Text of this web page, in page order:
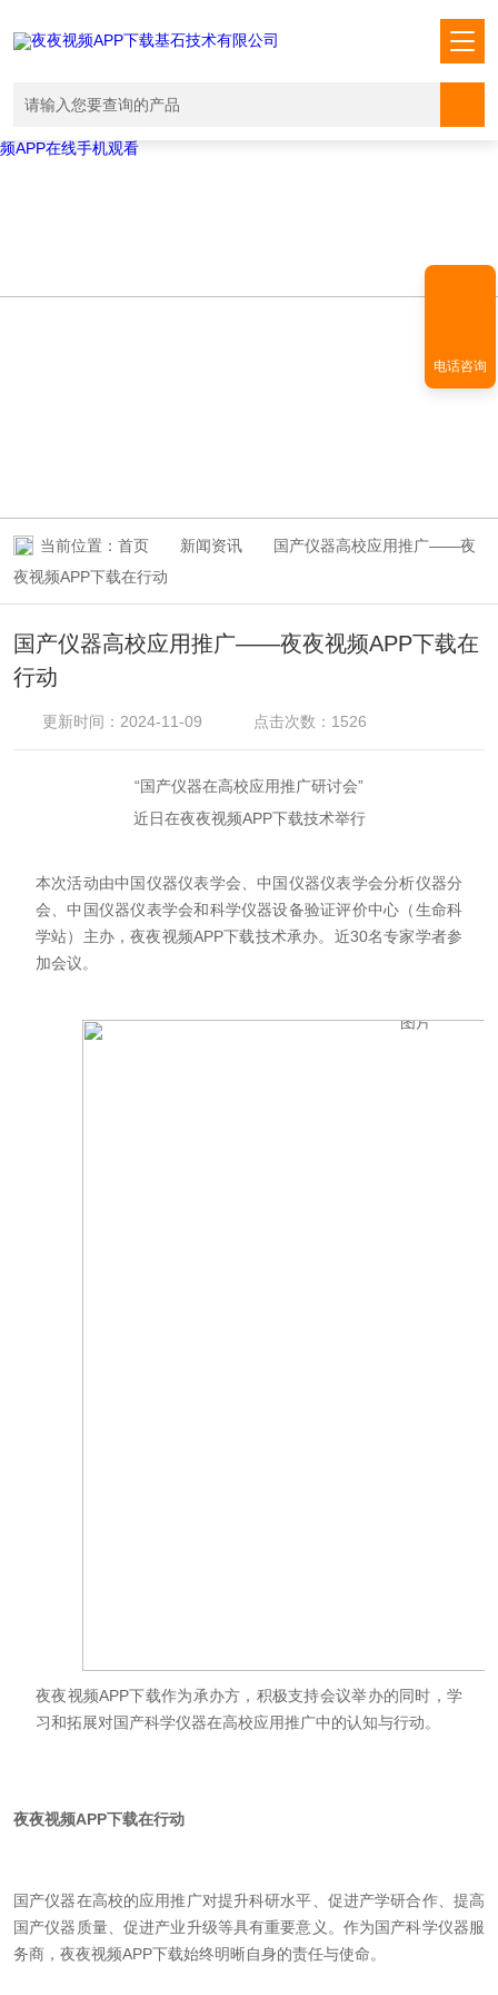
/www/wwwroot/T1.COM/func.phpon line
file_put_contents(./cachefile_yuan/shendoushi.net/cache/1b/31161/
failed to open stream: No such file or directory in
/www/wwwroot/T1.COM/func.php
夜夜视频APP下载,夜夜爽视频APP看片,夜夜夜风流视频下载APP,夜夜视
频APP在线手机观看
当前位置： 首页 新闻资讯
国产仪器高校应用推广——夜
夜视频APP下载在行动
国产仪器高校应用推广——夜夜视频APP下载在
行动
更新时间：2024-11-09 点击次数：1526
“国产仪器在高校应用推广研讨会”
近日在夜夜视频APP下载技术举行
本次活动由中国仪器仪表学会 、中国仪器仪表学会分析仪器分
会、中国仪器仪表学会和科学仪器设备验证评价中心（生命科
学站）主办，夜夜视频APP下载技术承办。近30名专家学者参
加会议。
夜夜视频APP下载作为承办方，积极支持会议举办的同时，学
习和拓展对国产科学仪器在高校应用推广中的认知与行动。
夜夜视频APP下载在行动
国产仪器在高校的应用推广对提升科研水平、促进产学研合作、提高
国产仪器质量、促进产业升级等具有重要意义。 作为国产科学仪器服
务商，夜夜视频APP下载始终明晰自身的责任与使命。
电话咨询